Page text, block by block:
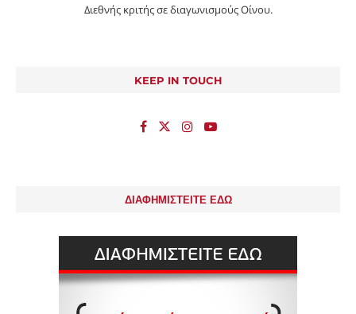
Διεθνής κριτής σε διαγωνισμούς Οίνου.
KEEP IN TOUCH
ΔΙΑΦΗΜΙΣΤΕΙΤΕ ΕΔΩ